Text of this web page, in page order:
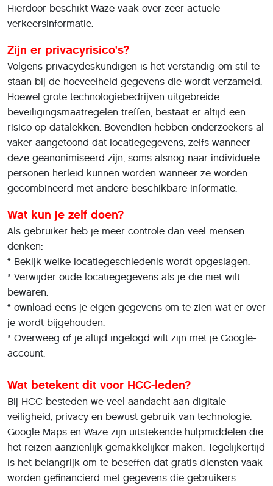
Hierdoor beschikt Waze vaak over zeer actuele
verkeersinformatie.
Zijn er privacyrisico's?
Volgens privacydeskundigen is het verstandig om stil te
staan bij de hoeveelheid gegevens die wordt verzameld.
Hoewel grote technologiebedrijven uitgebreide
beveiligingsmaatregelen treffen, bestaat er altijd een
risico op datalekken. Bovendien hebben onderzoekers al
vaker aangetoond dat locatiegegevens, zelfs wanneer
deze geanonimiseerd zijn, soms alsnog naar individuele
personen herleid kunnen worden wanneer ze worden
gecombineerd met andere beschikbare informatie.
Wat kun je zelf doen?
Als gebruiker heb je meer controle dan veel mensen
denken:
* Bekijk welke locatiegeschiedenis wordt opgeslagen.
* Verwijder oude locatiegegevens als je die niet wilt
bewaren.
* ownload eens je eigen gegevens om te zien wat er over
je wordt bijgehouden.
* Overweeg of je altijd ingelogd wilt zijn met je Google-
account.
Wat betekent dit voor HCC-leden?
Bij HCC besteden we veel aandacht aan digitale
veiligheid, privacy en bewust gebruik van technologie.
Google Maps en Waze zijn uitstekende hulpmiddelen die
het reizen aanzienlijk gemakkelijker maken. Tegelijkertijd
is het belangrijk om te beseffen dat gratis diensten vaak
worden gefinancierd met gegevens die gebruikers